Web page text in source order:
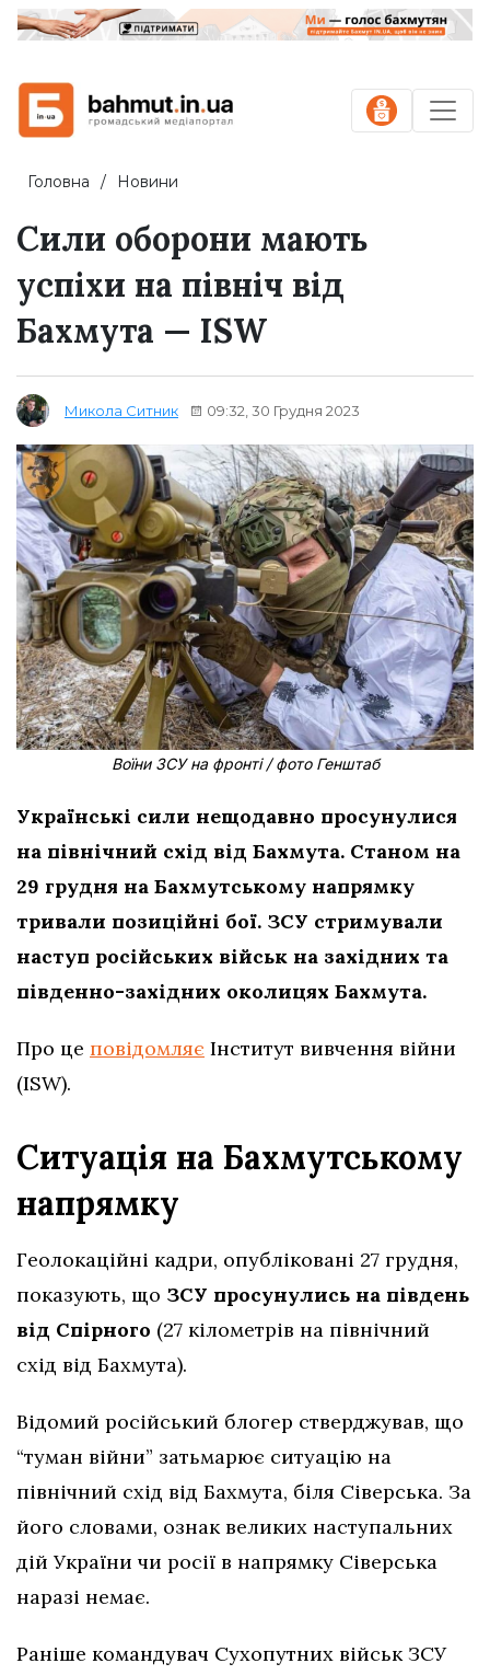
Головна Новини
Сили оборони мають
успіхи на північ від
Бахмута — ISW
Микола Ситник 09:32, 30 Грудня 2023
Воїни ЗСУ на фронті / фото Генштаб
Українські сили нещодавно просунулися
на північний схід від Бахмута. Станом на
29 грудня на Бахмутському напрямку
тривали позиційні бої. ЗСУ стримували
наступ російських військ на західних та
південно-західних околицях Бахмута.
Про це повідомляє Інститут вивчення війни
(ISW).
Ситуація на Бахмутському
напрямку
Геолокаційні кадри, опубліковані 27 грудня,
показують, що ЗСУ просунулись на південь
від Спірного (27 кілометрів на північний
схід від Бахмута).
Відомий російський блогер стверджував, що
“туман війни” затьмарює ситуацію на
північний схід від Бахмута, біля Сіверська. За
його словами, ознак великих наступальних
дій України чи росії в напрямку Сіверська
наразі немає.
Раніше командувач Сухопутних військ ЗСУ